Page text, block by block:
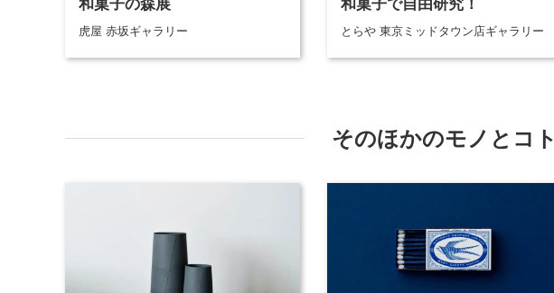
和菓子の森展
虎屋 赤坂ギャラリー
和菓子で自由研究！
とらや 東京ミッドタウン店ギャラリー
そのほかのモノとコト